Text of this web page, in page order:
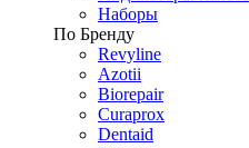
Наборы
По Бренду
Revyline
Azotii
Biorepair
Curaprox
Dentaid